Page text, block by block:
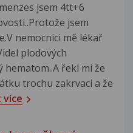
jsem 4tt+6
jsem
nemocnici mě lékař
plodových
hematom..A řekl mi že
trochu zakrvaci a že
více